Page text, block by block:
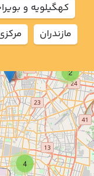
2
4
كهگيلويه و
مازندران